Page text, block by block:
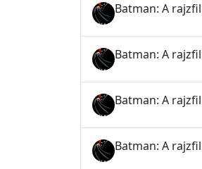
Batman: A
Batman: A
Batman: A
Batman: A